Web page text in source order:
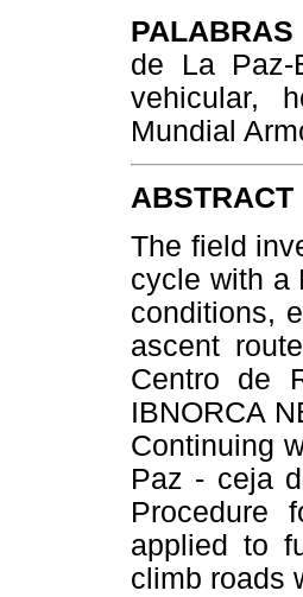
PALABRAS
de La Paz-
vehicular,
Mundial
ABSTRACT
The field
cycle with a
conditions,
ascent
Centro de
IBNORCA
Continuing
Paz - ceja
Procedure
applied to
climb roads